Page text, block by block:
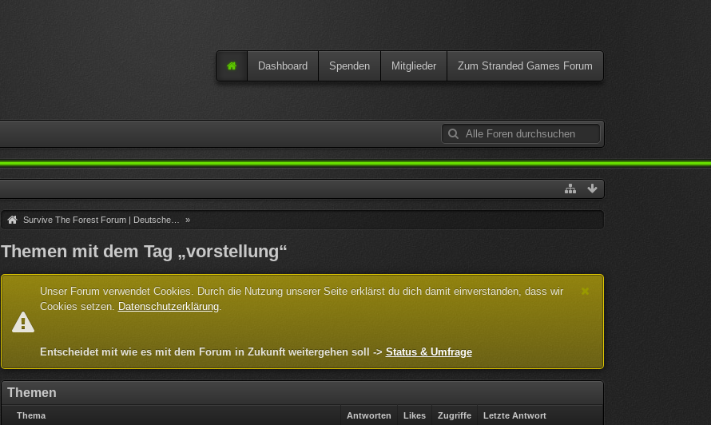
Dashboard Spenden Mitglieder Zum Stranded Games Forum
Survive The Forest Forum | Deutsche Community »
Themen mit dem Tag „vorstellung“
Unser Forum verwendet Cookies. Durch die Nutzung unserer Seite erklärst du dich damit einverstanden, dass wir
Cookies setzen. Datenschutzerklärung.
Entscheidet mit wie es mit dem Forum in Zukunft weitergehen soll -> Status & Umfrage
Themen
Thema Antworten Likes Zugriffe Letzte Antwort